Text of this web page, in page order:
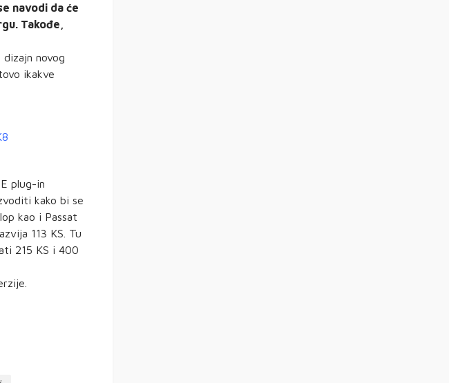
navodi da će
Takođe,
novog
ikakve
plug-in
kako bi se
kao i Passat
113 KS. Tu
215 KS i 400